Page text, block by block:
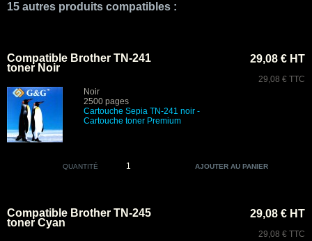
15 autres produits compatibles :
Compatible Brother TN-241
toner Noir
Noir
2500 pages
Cartouche Sepia TN-241 noir -
Cartouche toner Premium
29,08 € HT
29,08 € TTC
QUANTITÉ
Compatible Brother TN-245
toner Cyan
29,08 € HT
29,08 € TTC